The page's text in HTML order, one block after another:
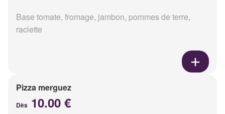
Base tomate, fromage, jambon, pommes de terre,
raclette
Pizza merguez
Dès 10.00 €